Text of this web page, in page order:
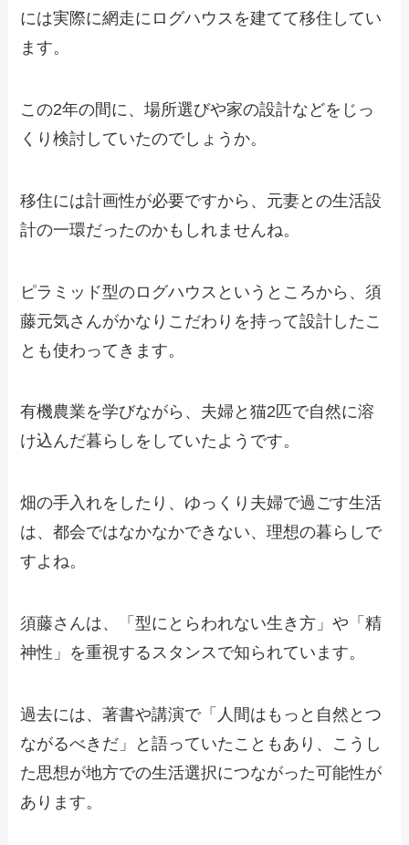
には実際に網走にログハウスを建てて移住してい
ます。
この2年の間に、場所選びや家の設計などをじっ
くり検討していたのでしょうか。
移住には計画性が必要ですから、元妻との生活設
計の一環だったのかもしれませんね。
ピラミッド型のログハウスというところから、須
藤元気さんがかなりこだわりを持って設計したこ
とも使わってきます。
有機農業を学びながら、夫婦と猫2匹で自然に溶
け込んだ暮らしをしていたようです。
畑の手入れをしたり、ゆっくり夫婦で過ごす生活
は、都会ではなかなかできない、理想の暮らしで
すよね。
須藤さんは、「型にとらわれない生き方」や「精
神性」を重視するスタンスで知られています。
過去には、著書や講演で「人間はもっと自然とつ
ながるべきだ」と語っていたこともあり、こうし
た思想が地方での生活選択につながった可能性が
あります。